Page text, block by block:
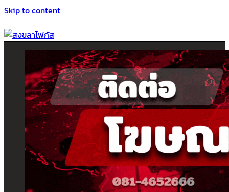
Skip to content
สงขลาโฟกัส
ติดตามข่าวสาร ภาคใต้ หาดใหญ่และสงขลา จากสำนักข่าวโฟกัส